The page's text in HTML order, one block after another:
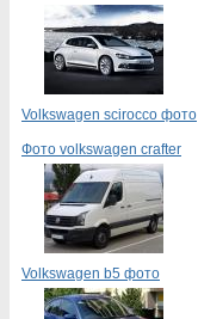
Volkswagen scirocco фото
Фото volkswagen crafter
Volkswagen b5 фото